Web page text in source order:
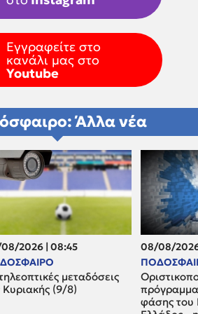
Εγγραφείτε στο
κανάλι μας στο
Youtube
Άλλα νέα
2026 | 08:45
μεταδόσεις
Κυριακής (9/8)
08/08/
φάσης του